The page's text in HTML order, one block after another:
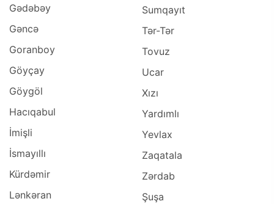
Gədəbəy
Gəncə
Goranboy
Göyçay
Göygöl
Hacıqabul
İmişli
İsmayıllı
Kürdəmir
Lənkəran
Sumqayıt
Tər-Tər
Tovuz
Ucar
Xızı
Yardımlı
Yevlax
Zaqatala
Zərdab
Şuşa